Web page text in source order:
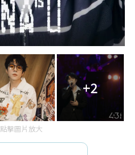
+2
點擊圖片放大